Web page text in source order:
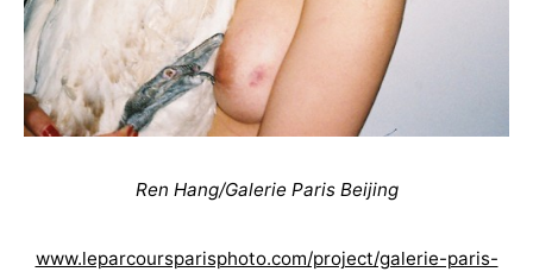
Ren Hang/Galerie Paris Beijing
www.leparcoursparisphoto.com/project/galerie-paris-